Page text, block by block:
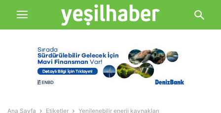
Ana Sayfa Etiketler Yenilenebilir enerji kaynakları